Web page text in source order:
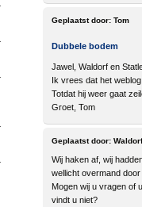
Geplaatst door: Tom
Dubbele bodem
Jawel, Waldorf en
Ik vrees dat het
Totdat hij weer gaat
Groet, Tom
Geplaatst door:
Wij haken af, wij
wellicht overmand
Mogen wij u vragen of
vindt u niet?